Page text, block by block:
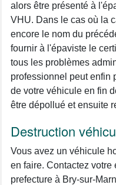
alors être présenté à
VHU. Dans le cas où la
encore le nom du
fournir à l'épaviste le
tous les problèmes
professionnel peut enfin
de votre véhicule en fin
être dépollué et ensuite
Destruction
Vous avez un véhicule
en faire. Contactez
prefecture à Bry-sur-